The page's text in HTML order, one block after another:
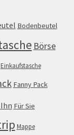
Bodenbeutel
Börse
Einkaufstasche
Fanny Pack
Für Sie
Mappe